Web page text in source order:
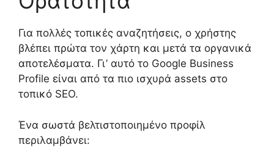
Για πολλές τοπικές αναζητήσεις, ο χρήστης
βλέπει πρώτα τον χάρτη και μετά τα οργανικά
αποτελέσματα. Γι’ αυτό το Google Business
Profile είναι από τα πιο ισχυρά assets στο
τοπικό SEO.
Ένα σωστά βελτιστοποιημένο προφίλ
περιλαμβάνει: